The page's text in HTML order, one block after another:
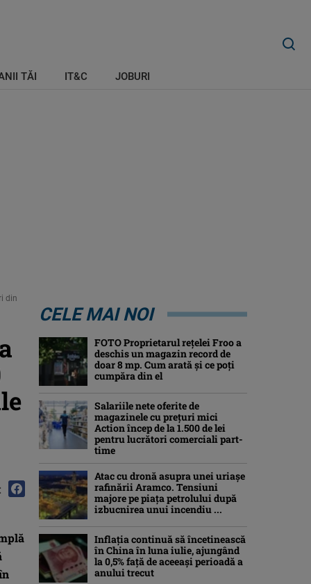
TĂI IT&C JOBURI
din
CELE MAI NOI
FOTO Proprietarul rețelei Froo a
deschis un magazin record de
doar 8 mp. Cum arată și ce poți
cumpăra din el
Salariile nete oferite de
magazinele cu prețuri mici
Action încep de la 1.500 de lei
pentru lucrători comerciali part-
time
Atac cu dronă asupra unei uriașe
rafinării Aramco. Tensiuni
majore pe piața petrolului după
izbucnirea unui incendiu ...
Inflaţia continuă să încetinească
în China în luna iulie, ajungând
la 0,5% faţă de aceeaşi perioadă a
anului trecut